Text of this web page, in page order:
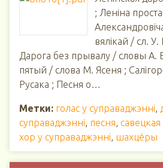
; Леніна
вялікай / сл. У.
Дарога без прывалу / словы А.
пятый / слова М. Ясеня ;
Русака ; Песня о…
Метки: голас у суправаджэнні,
суправаджэнні, песня, савецкая
хор у суправаджэнні, шахцёры